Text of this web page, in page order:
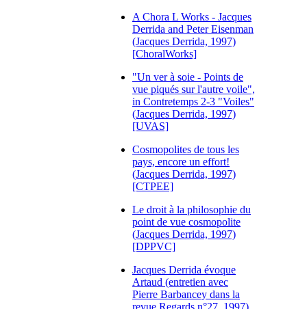
A Chora L Works - Jacques
Derrida and Peter Eisenman
(Jacques Derrida, 1997)
[ChoralWorks]
"Un ver à soie - Points de
vue piqués sur l'autre voile",
in Contretemps 2-3 "Voiles"
(Jacques Derrida, 1997)
[UVAS]
Cosmopolites de tous les
pays, encore un effort!
(Jacques Derrida, 1997)
[CTPEE]
Le droit à la philosophie du
point de vue cosmopolite
(Jacques Derrida, 1997)
[DPPVC]
Jacques Derrida évoque
Artaud (entretien avec
Pierre Barbancey dans la
revue Regards n°27, 1997)